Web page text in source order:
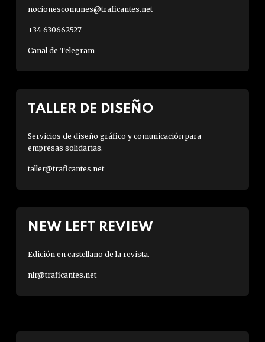
nocionescomunes@traficantes.net
+34 630662527
Canal de Telegram
TALLER DE DISEÑO
Servicios de diseño gráfico y comunicación para
empresas solidarias.
taller@traficantes.net
NEW LEFT REVIEW
Edición en castellano de la revista.
nlr@traficantes.net